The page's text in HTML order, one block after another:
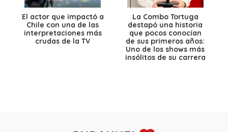
El actor que impactó a
Chile con una de las
interpretaciones más
crudas de la TV
La Combo Tortuga
destapó una historia
que pocos conocían
de sus primeros años:
Uno de los shows más
insólitos de su carrera